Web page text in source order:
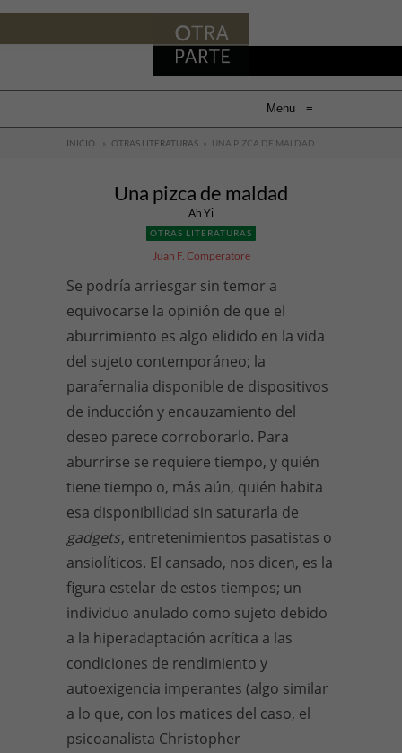
Menu ≡
INICIO » OTRAS LITERATURAS » UNA PIZCA DE MALDAD
Una pizca de maldad
Ah Yi
OTRAS LITERATURAS
Juan F. Comperatore
Se podría arriesgar sin temor a
equivocarse la opinión de que el
aburrimiento es algo elidido en la vida
del sujeto contemporáneo; la
parafernalia disponible de dispositivos
de inducción y encauzamiento del
deseo parece corroborarlo. Para
aburrirse se requiere tiempo, y quién
tiene tiempo o, más aún, quién habita
esa disponibilidad sin saturarla de
gadgets, entretenimientos pasatistas o
ansiolíticos. El cansado, nos dicen, es la
figura estelar de estos tiempos; un
individuo anulado como sujeto debido
a la hiperadaptación acrítica a las
condiciones de rendimiento y
autoexigencia imperantes (algo similar
a lo que, con los matices del caso, el
psicoanalista Christopher